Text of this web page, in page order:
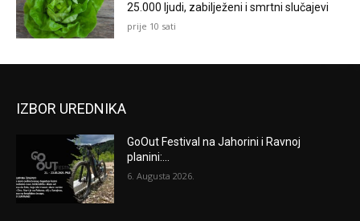
25.000 ljudi, zabilježeni i smrtni slučajevi
prije 10 sati
IZBOR UREDNIKA
GoOut Festival na Jahorini i Ravnoj
planini:...
6. Augusta 2026.